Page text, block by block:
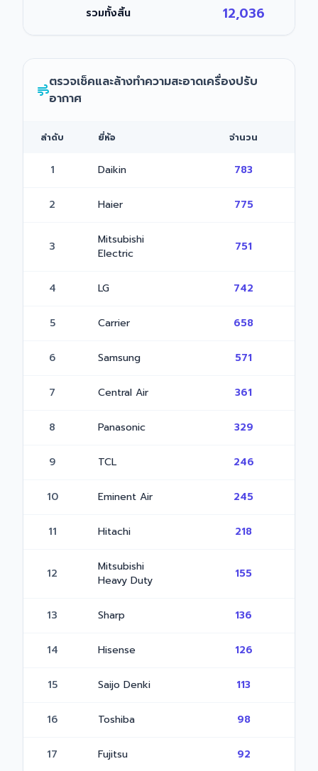
รวมทั้งสิ้น 12,036
ตรวจเช็คและล้างทำความสะอาดเครื่องปรับ
อากาศ
ลำดับ ยี่ห้อ จำนวน
1 Daikin 783
2 Haier 775
3
Mitsubishi
Electric
751
4 LG 742
5 Carrier 658
6 Samsung 571
7 Central Air 361
8 Panasonic 329
9 TCL 246
10 Eminent Air 245
11 Hitachi 218
12
Mitsubishi
Heavy Duty
155
13 Sharp 136
14 Hisense 126
15 Saijo Denki 113
16 Toshiba 98
17 Fujitsu 92